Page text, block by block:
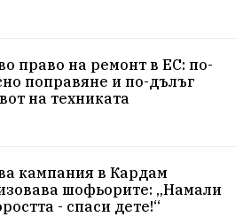
право на ремонт в ЕС: по-
поправяне и по-дълъг
на техниката
кампания в Кардам
шофьорите: „Намали
- спаси дете!“